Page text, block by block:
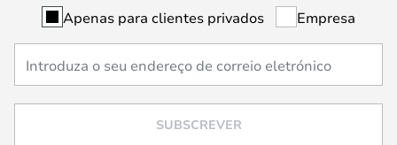
Apenas para clientes privados Empresa
SUBSCREVER